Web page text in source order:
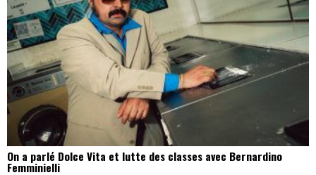
On a parlé Dolce Vita et lutte des classes avec Bernardino
Femminielli